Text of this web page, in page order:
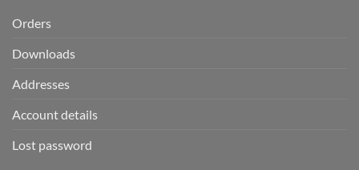
Orders
Downloads
Addresses
Account details
Lost password